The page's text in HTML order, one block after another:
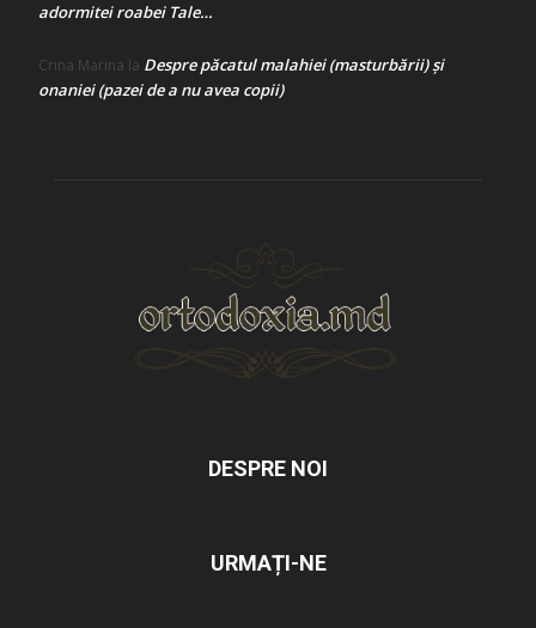
adormitei roabei Tale…
Crina Marina la Despre păcatul malahiei (masturbării) şi
onaniei (pazei de a nu avea copii)
DESPRE NOI
URMAȚI-NE